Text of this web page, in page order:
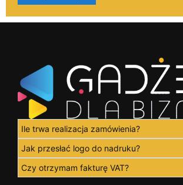
Ile trwa realizacja zamówienia?
Jak przesłać logo do nadruku?
Czy otrzymam fakturę VAT?